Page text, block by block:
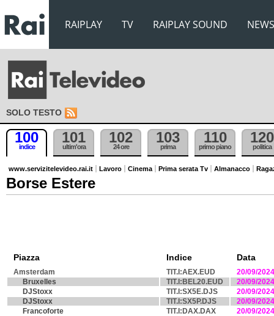
RAIPLAY TV RAIPLAY SOUND NEWS
SOLO TESTO
100
indice
101
ultim'ora
102
24 ore
103
prima
110
primo piano
120
politica
www.servizitelevideo.rai.it Lavoro Cinema Prima serata Tv Almanacco
Borse Estere
Piazza Indice Data
Amsterdam TIT.I:AEX.EUD
20/09/2024
Bruxelles
TIT.I:BEL20.EUD
20/09/2024
DJStoxx
TIT.I:SX5E.DJS
20/09/2024
DJStoxx
TIT.I:SX5P.DJS
20/09/2024
Francoforte
TIT.I:DAX.DAX
20/09/2024